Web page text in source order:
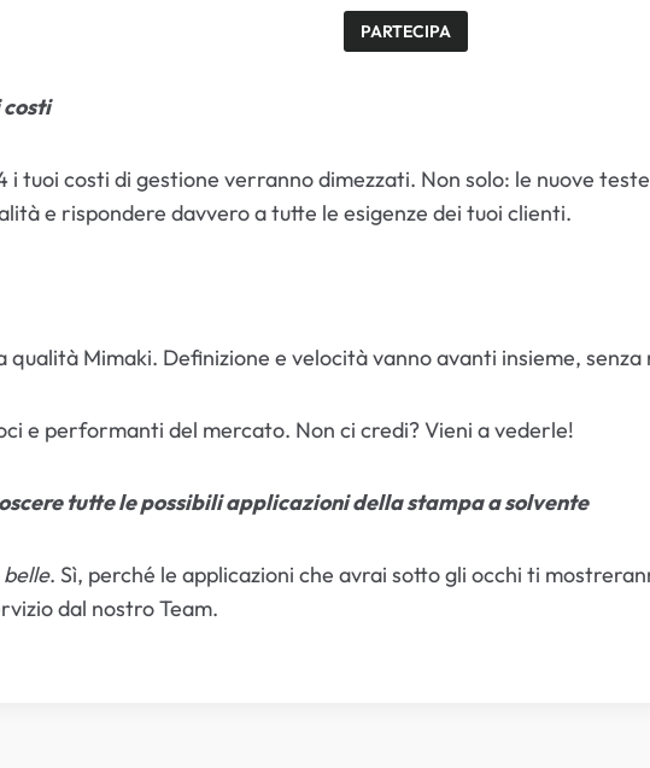
PARTECIPA
i tuoi costi di gestione verranno dimezzati. Non solo: le nuove
e rispondere davvero a tutte le esigenze dei tuoi clienti.
qualità Mimaki. Definizione e velocità vanno avanti insieme,
e performanti del mercato. Non ci credi? Vieni a vederle!
tutte le possibili applicazioni della stampa a solvente
. Sì, perché le applicazioni che avrai sotto gli occhi ti
dal nostro Team.